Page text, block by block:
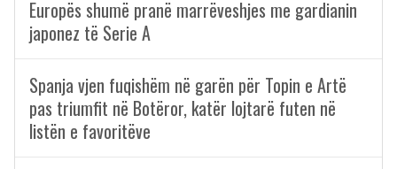
Europës shumë pranë marrëveshjes me gardianin
japonez të Serie A
Spanja vjen fuqishëm në garën për Topin e Artë
pas triumfit në Botëror, katër lojtarë futen në
listën e favoritëve